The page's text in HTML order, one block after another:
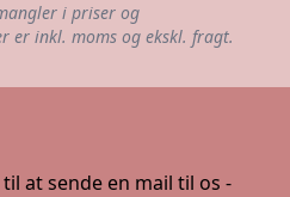
i priser og
er inkl. moms og ekskl. fragt.
at sende en mail til os -